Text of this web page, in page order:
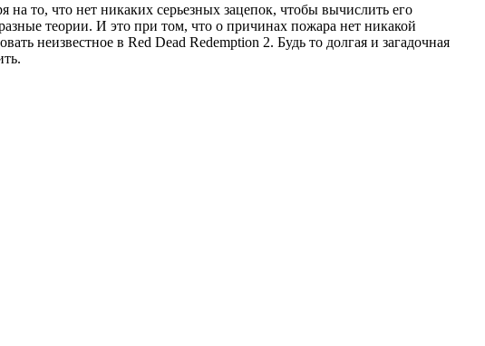
то, что нет никаких серьезных зацепок, чтобы вычислить его
теории. И это при том, что о причинах пожара нет никакой
неизвестное в Red Dead Redemption 2. Будь то долгая и загадочная